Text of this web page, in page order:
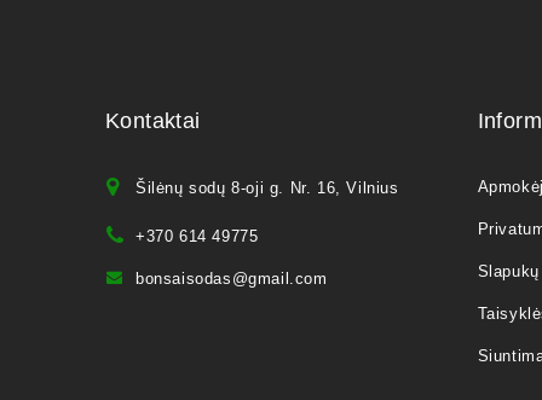
Kontaktai
Šilėnų sodų 8-oji g. Nr. 16, Vilnius
+370 614 49775
bonsaisodas@gmail.com